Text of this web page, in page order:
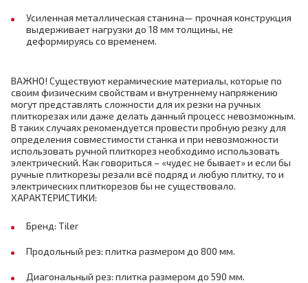
Усиленная металлическая станина— прочная конструкция
выдерживает нагрузки до 18 мм толщины, не
деформируясь со временем.
ВАЖНО! Существуют керамические материалы, которые по
своим физическим свойствам и внутреннему напряжению
могут представлять сложности для их резки на ручных
плиткорезах или даже делать данный процесс невозможным.
В таких случаях рекомендуется провести пробную резку для
определения совместимости станка и при невозможности
использовать ручной плиткорез необходимо использовать
электрический. Как говориться – «чудес не бывает» и если бы
ручные плиткорезы резали всё подряд и любую плитку, то и
электрических плиткорезов бы не существовало.
ХАРАКТЕРИСТИКИ:
Бренд: Tiler
Продольный рез: плитка размером до 800 мм.
Диагональный рез: плитка размером до 590 мм.